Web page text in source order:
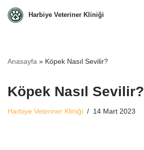
Harbiye Veteriner Kliniği
Anasayfa » Köpek Nasıl Sevilir?
Köpek Nasıl Sevilir?
Harbiye Veteriner Kliniği 14 Mart 2023